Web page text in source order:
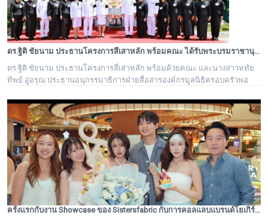
ดร.ฐิติ ชัยนาม ประธานโครงการสี่เสาหลัก พร้อมคณะ ได้รับพระบรมราชานุอนุญาตให้เป็นเจ้าภาพบำเพ็ญกุศล ถวายพระบรมศพ สมเด็จพระนางเจ้าสิริกิติ์ พระบรมราชชนนีพันปีหลวง
ดร.ฐิติ ชัยนาม ประธานโครงการสี่เสาหลัก พร้อมด้วยคณะ และนางสาวหทัย
ทิพย์ อู่อรุณ ประธานอนุกรรมาธิการฝ่ายสื่อสารองค์กรมูลนิธิครอบครัวพอ
ศพ สมเด็จพระนางเจ้าสิริกิติ์ พระบรมราชชนนีพันปีหลวง
ครั้งแรกกับงาน Showcase ของ Sistersfabric กับการคอลแลบแบรนด์โยเกิร์ตระดับโลก “Yolé Thailand” ใจกลาง Siam Paragon